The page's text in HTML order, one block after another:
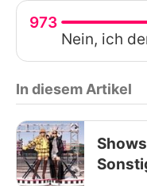
973
Nein, ich
In diesem Artikel